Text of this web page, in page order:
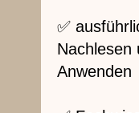
✅
Nachlesen
Anwenden